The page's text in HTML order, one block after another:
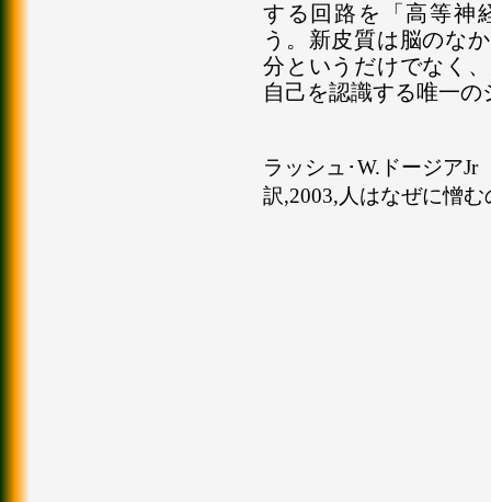
する回路を「高等神
う。新皮質は脳のな
分というだけでなく
自己を認識する唯一
ラッシュ･W.ドージアJr
訳,2003,人はなぜに憎